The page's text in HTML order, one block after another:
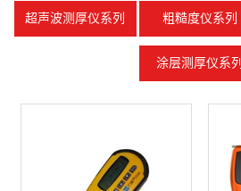
超声波测厚仪系列 粗糙度仪系列
涂层测厚仪系列